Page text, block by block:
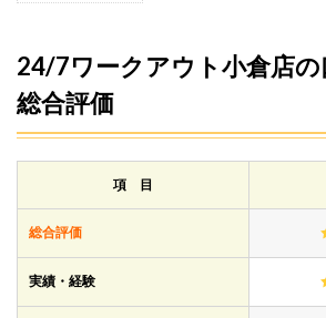
クア
ウト
小倉
店の
口コ
24/7
24/7ワークアウト小倉店
総合評価
項 目
総合評価
実績・経験